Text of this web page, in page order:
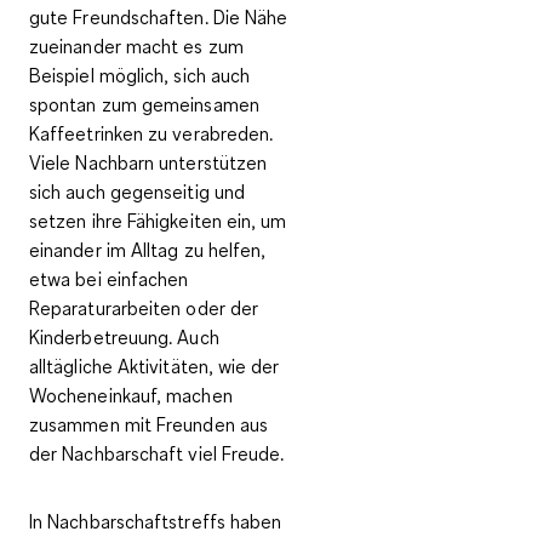
gute Freundschaften. Die Nähe
zueinander macht es zum
Beispiel möglich, sich auch
spontan zum gemeinsamen
Kaffeetrinken zu verabreden.
Viele Nachbarn unterstützen
sich auch gegenseitig und
setzen ihre Fähigkeiten ein, um
einander im Alltag zu helfen,
etwa bei einfachen
Reparaturarbeiten oder der
Kinderbetreuung. Auch
alltägliche Aktivitäten, wie der
Wocheneinkauf, machen
zusammen mit Freunden aus
der Nachbarschaft viel Freude.
InNachbarschaftstreffs haben